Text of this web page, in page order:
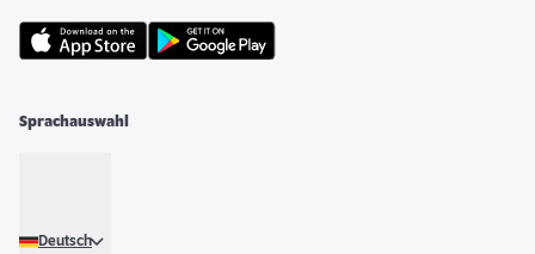
Sprachauswahl
Deutsch